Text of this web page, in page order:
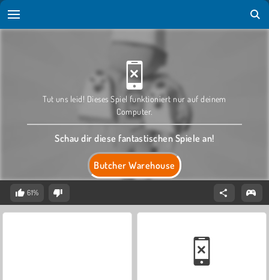
Butcher Warehouse
Tut uns leid! Dieses Spiel funktioniert nur auf deinem
Computer.
Schau dir diese fantastischen Spiele an!
61%